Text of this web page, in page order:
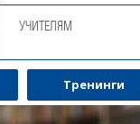
УЧИТЕЛЯМ
Тренинги